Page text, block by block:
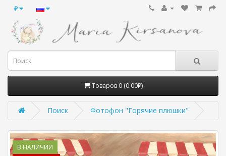
₽
Товаров 0 (0.00₽)
Поиск Фотофон "Горячие плюшки"
В НАЛИЧИИ